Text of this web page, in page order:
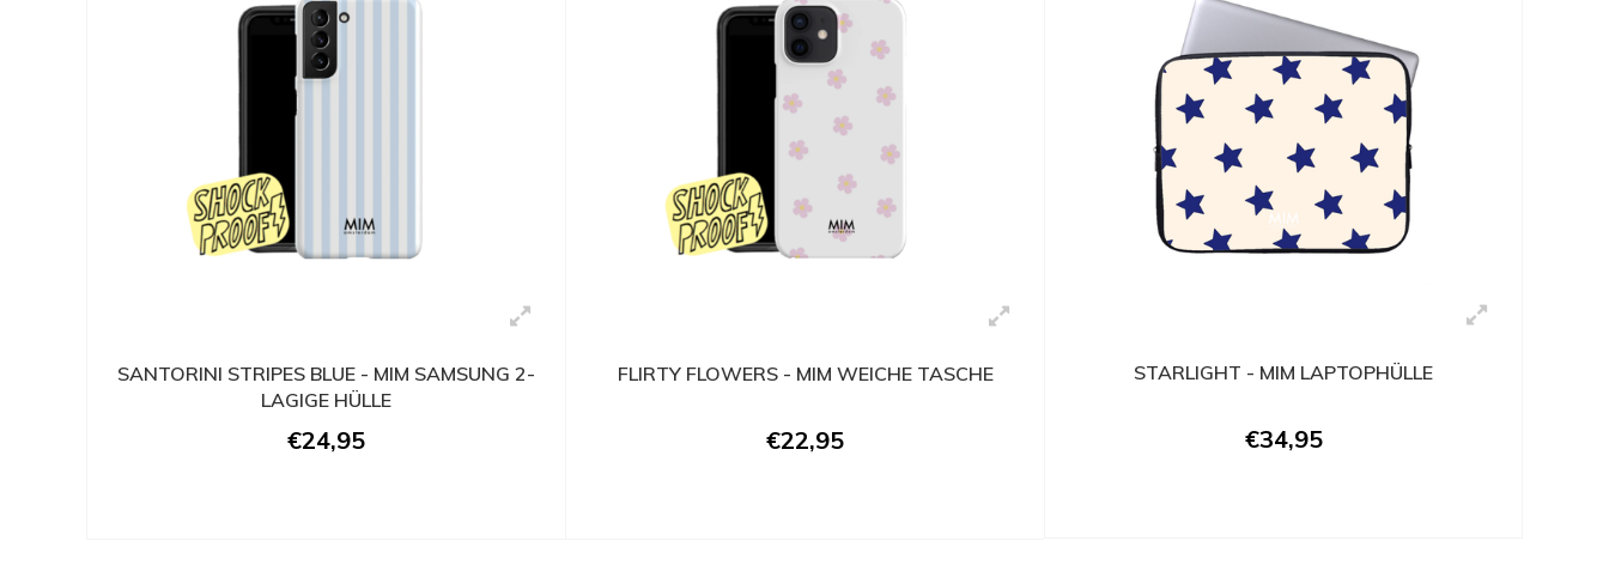
SANTORINI STRIPES BLUE - MIM SAMSUNG 2-
LAGIGE HÜLLE
€24,95
FLIRTY FLOWERS - MIM WEICHE TASCHE
€22,95
STARLIGHT - MIM LAPTOPHÜLLE
€34,95